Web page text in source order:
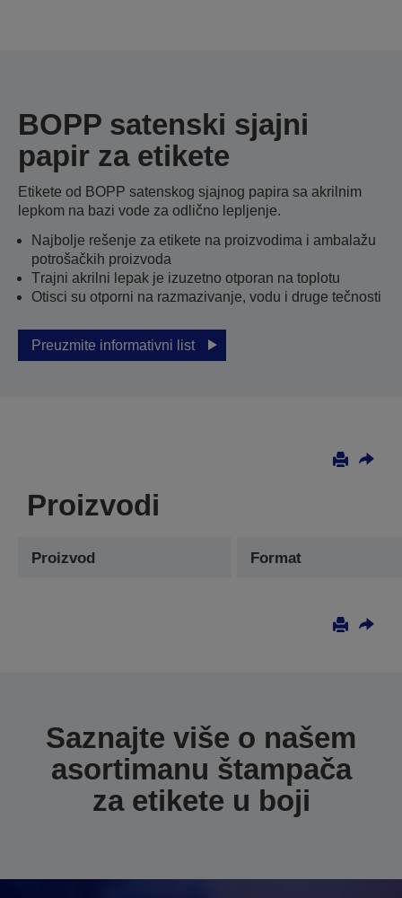
BOPP satenski sjajni
papir za etikete
Etikete od BOPP satenskog sjajnog papira sa akrilnim
lepkom na bazi vode za odlično lepljenje.
Najbolje rešenje za etikete na proizvodima i ambalažu
potrošačkih proizvoda
Тrajni akrilni lepak je izuzetno otporan na toplotu
Otisci su otporni na razmazivanje, vodu i druge tečnosti
Preuzmite informativni list
Proizvodi
Proizvod Format
Saznajte više o našem
asortimanu štampača
za etikete u boji